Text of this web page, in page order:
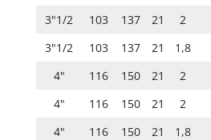
3"1/2
103 137 21 2
3"1/2
103 137 21 1,8
4"
116 150 21 2
4"
116 150 21 2
4"
116 150 21 1,8